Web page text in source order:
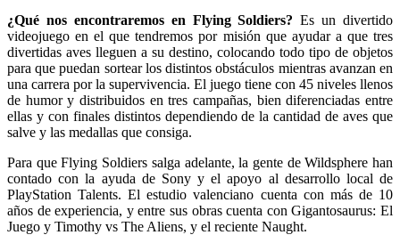
¿Qué nos encontraremos en Flying Soldiers? Es un divertido
videojuego en el que tendremos por misión que ayudar a que tres
divertidas aves lleguen a su destino, colocando todo tipo de objetos
para que puedan sortear los distintos obstáculos mientras avanzan en
una carrera por la supervivencia. El juego tiene con 45 niveles llenos
de humor y distribuidos en tres campañas, bien diferenciadas entre
ellas y con finales distintos dependiendo de la cantidad de aves que
salve y las medallas que consiga.
Para que Flying Soldiers salga adelante, la gente de Wildsphere han
contado con la ayuda de Sony y el apoyo al desarrollo local de
PlayStation Talents. El estudio valenciano cuenta con más de 10
años de experiencia, y entre sus obras cuenta con Gigantosaurus: El
Juego y Timothy vs The Aliens, y el reciente Naught.